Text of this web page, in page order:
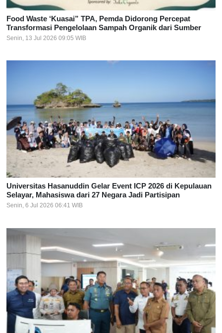
Food Waste ‘Kuasai” TPA, Pemda Didorong Percepat
Transformasi Pengelolaan Sampah Organik dari Sumber
Senin, 13 Jul 2026 09:05 WIB
Universitas Hasanuddin Gelar Event ICP 2026 di Kepulauan
Selayar, Mahasiswa dari 27 Negara Jadi Partisipan
Senin, 6 Jul 2026 06:41 WIB